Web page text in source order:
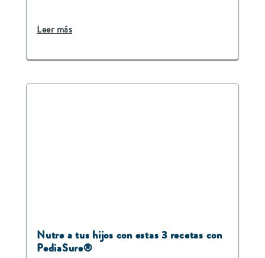
Leer más
Nutre a tus hijos con estas 3 recetas con
PediaSure®